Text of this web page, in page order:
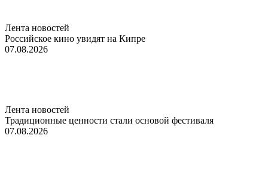
Лента новостей
Российское кино увидят на Кипре
07.08.2026
Лента новостей
Традиционные ценности стали основой фестиваля
07.08.2026